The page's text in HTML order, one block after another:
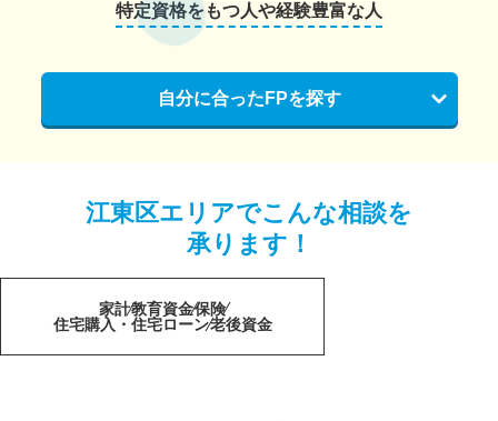
特定資格をもつ人や経験豊富な人
自分に合ったFPを探す
江東区エリアでこんな相談を
承ります！
家計教育資金保険
住宅購入・住宅ローン老後資金